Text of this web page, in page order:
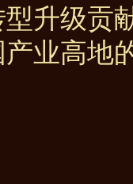
升级贡
业高地